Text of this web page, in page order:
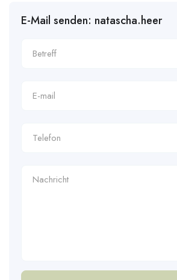
E-Mail senden: natascha.heer